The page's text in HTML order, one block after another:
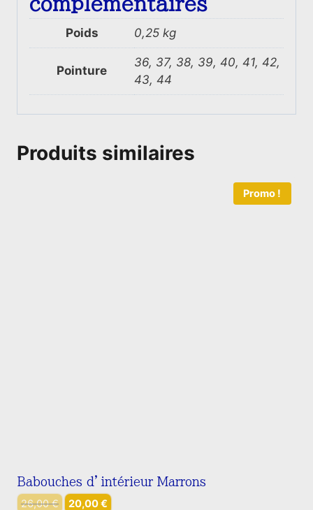
Poids 0,25 kg
Pointure
36, 37, 38, 39, 40, 41, 42,
43, 44
Produits similaires
Promo !
Babouches d’intérieur Marrons
26,00€ Le
20,00€